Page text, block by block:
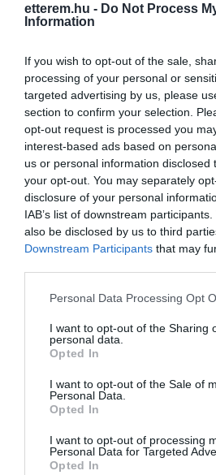
etterem.hu - Do Not Process
Information
If you wish to opt-out of the sale,
processing of your personal or
targeted advertising by us, please
section to confirm your selection.
opt-out request is processed you
interest-based ads based on
us or personal information disclosed
your opt-out. You may separately
disclosure of your personal
IAB’s list of downstream
also be disclosed by us to third
Downstream Participants that may
Please note that this website/app
not limited to your visit or usage
grant or deny consent to Google
use your data for below specified
consent section.
Personal Data Processing Opt
I want to opt-out of the Sharing
personal data.
Opted In
I want to opt-out of the Sale of
Personal Data.
Opted In
I want to opt-out of processing
Personal Data for Targeted
Opted In
Kapcsolat
+36 22 321 984
info@hbsorozo.hu
http://hbsorozo.hu/
fb.com/hb.sorozo/timeline
Probléma jelentése Te